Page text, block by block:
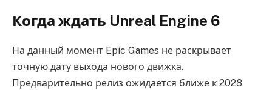
Когда ждать Unreal Engine 6
На данный момент Epic Games не раскрывает
точную дату выхода нового движка.
Предварительно релиз ожидается ближе к 2028